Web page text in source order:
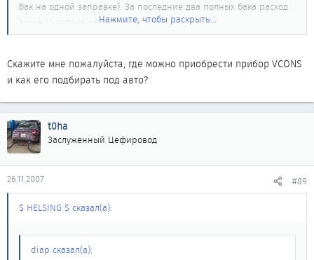
бак на одной заправке). За последние два полных бака расход
выше 12 литров не поднимался.Нажмите, чтобы раскрыть...
Скажите мне пожалуйста, где можно приобрести прибор VCONS
и как его подбирать под авто?
t0ha
Заслуженный Цефировод
26.11.2007 #89
$ HELSING $ сказал(а):
diap сказал(а):